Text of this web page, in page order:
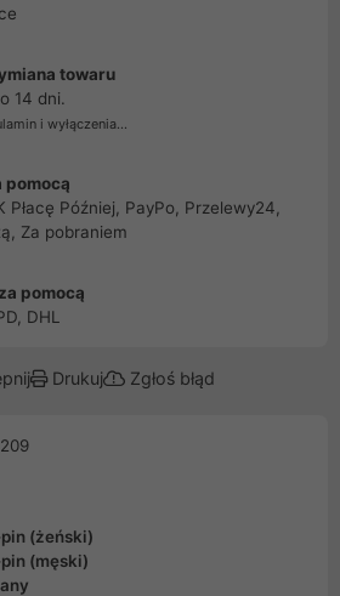
towaru
14 dni.
i wyłączenia...
pomocą
Płacę Później, PayPo, Przelewy24,
Za pobraniem
pomocą
DHL
Drukuj Zgłoś błąd
(żeński)
(męski)